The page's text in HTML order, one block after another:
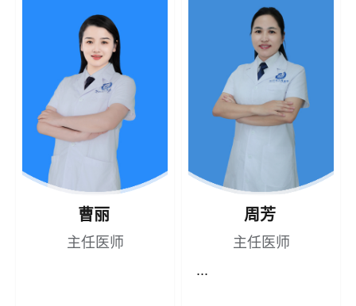
曹丽
主任医师
周芳
主任医师
...